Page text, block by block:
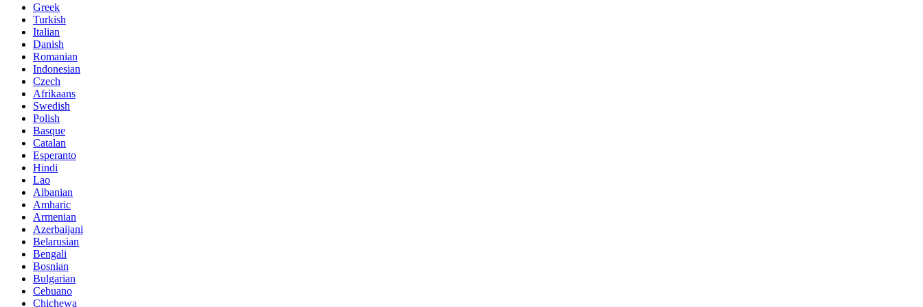
Greek
Turkish
Italian
Danish
Romanian
Indonesian
Czech
Afrikaans
Swedish
Polish
Basque
Catalan
Esperanto
Hindi
Lao
Albanian
Amharic
Armenian
Azerbaijani
Belarusian
Bengali
Bosnian
Bulgarian
Cebuano
Chichewa